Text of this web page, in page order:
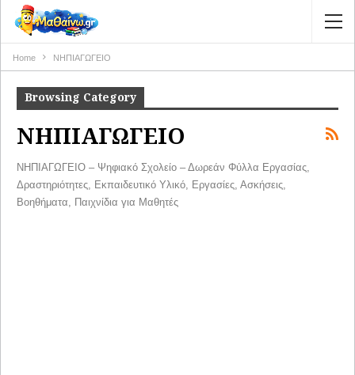
Home ΝΗΠΙΑΓΩΓΕΙΟ
Browsing Category
ΝΗΠΙΑΓΩΓΕΙΟ
ΝΗΠΙΑΓΩΓΕΙΟ – Ψηφιακό Σχολείο – Δωρεάν Φύλλα Εργασίας,
Δραστηριότητες, Εκπαιδευτικό Υλικό, Εργασίες, Ασκήσεις,
Βοηθήματα, Παιχνίδια για Μαθητές